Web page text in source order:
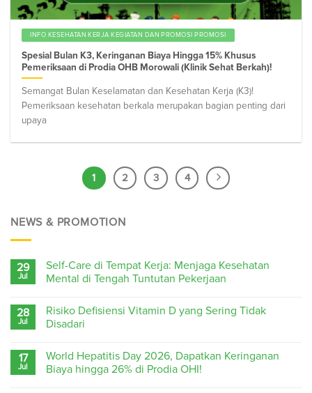
INFO KESEHATAN KERJA KEGIATAN DAN PROMOSI PROMOSI
Spesial Bulan K3, Keringanan Biaya Hingga 15% Khusus
Pemeriksaan di Prodia OHB Morowali (Klinik Sehat Berkah)!
Semangat Bulan Keselamatan dan Kesehatan Kerja (K3)!
Pemeriksaan kesehatan berkala merupakan bagian penting dari
upaya
1 2 3 4
NEWS & PROMOTION
29
Jul
Self-Care di Tempat Kerja: Menjaga Kesehatan
Mental di Tengah Tuntutan Pekerjaan
28
Jul
Risiko Defisiensi Vitamin D yang Sering Tidak
Disadari
17
Jul
World Hepatitis Day 2026, Dapatkan Keringanan
Biaya hingga 26% di Prodia OHI!